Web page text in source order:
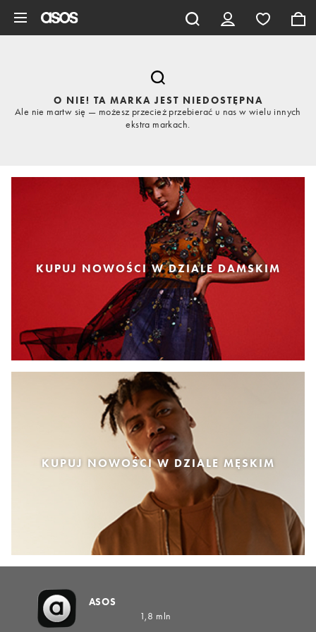
O NIE! TA MARKA JEST NIEDOSTĘPNA
Ale nie martw się — możesz przecież przebierać u nas w wielu innych
ekstra markach.
KUPUJ NOWOŚCI W DZIALE DAMSKIM
KUPUJ NOWOŚCI W DZIALE MĘSKIM
ASOS
1,8 mln